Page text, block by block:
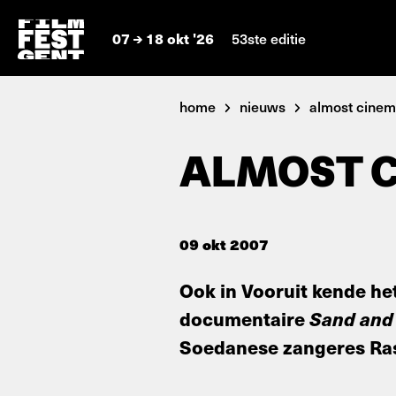
07 18 okt '26 53ste editie
home nieuws almost
ALMOST
09 okt 2007
Ook in Vooruit kende
documentaireSand
Soedanese zangeres